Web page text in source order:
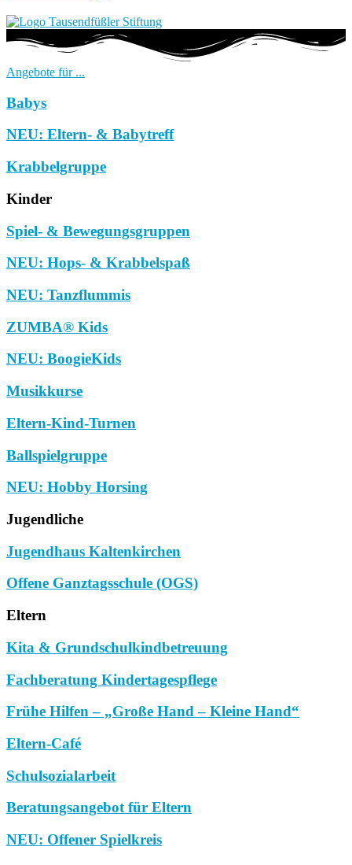
Angebote für ...
Babys
NEU: Eltern- & Babytreff
Krabbelgruppe
Kinder
Spiel- & Bewegungsgruppen
NEU: Hops- & Krabbelspaß
NEU: Tanzflummis
ZUMBA® Kids
NEU: BoogieKids
Musikkurse
Eltern-Kind-Turnen
Ballspielgruppe
NEU: Hobby Horsing
Jugendliche
Jugendhaus Kaltenkirchen
Offene Ganztagsschule (OGS)
Eltern
Kita & Grundschulkindbetreuung
Fachberatung Kindertagespflege
Frühe Hilfen – „Große Hand – Kleine Hand“
Eltern-Café
Schulsozialarbeit
Beratungsangebot für Eltern
NEU: Offener Spielkreis